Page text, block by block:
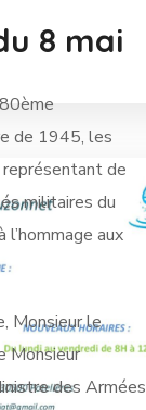
8 mai
de 1945, les
de
militaires du
aux
Monsieur le
Monsieur
des Armées